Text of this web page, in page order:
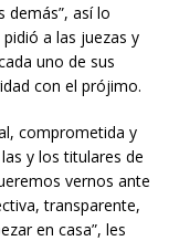
demás”, así lo
a las juezas y
uno de sus
con el prójimo.
comprometida y
y los titulares de
vernos ante
transparente,
en casa”, les